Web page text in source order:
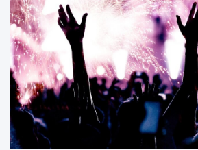
t
ę
z
d
o
s
k
o
n
a
ł
n
e
g
o
!